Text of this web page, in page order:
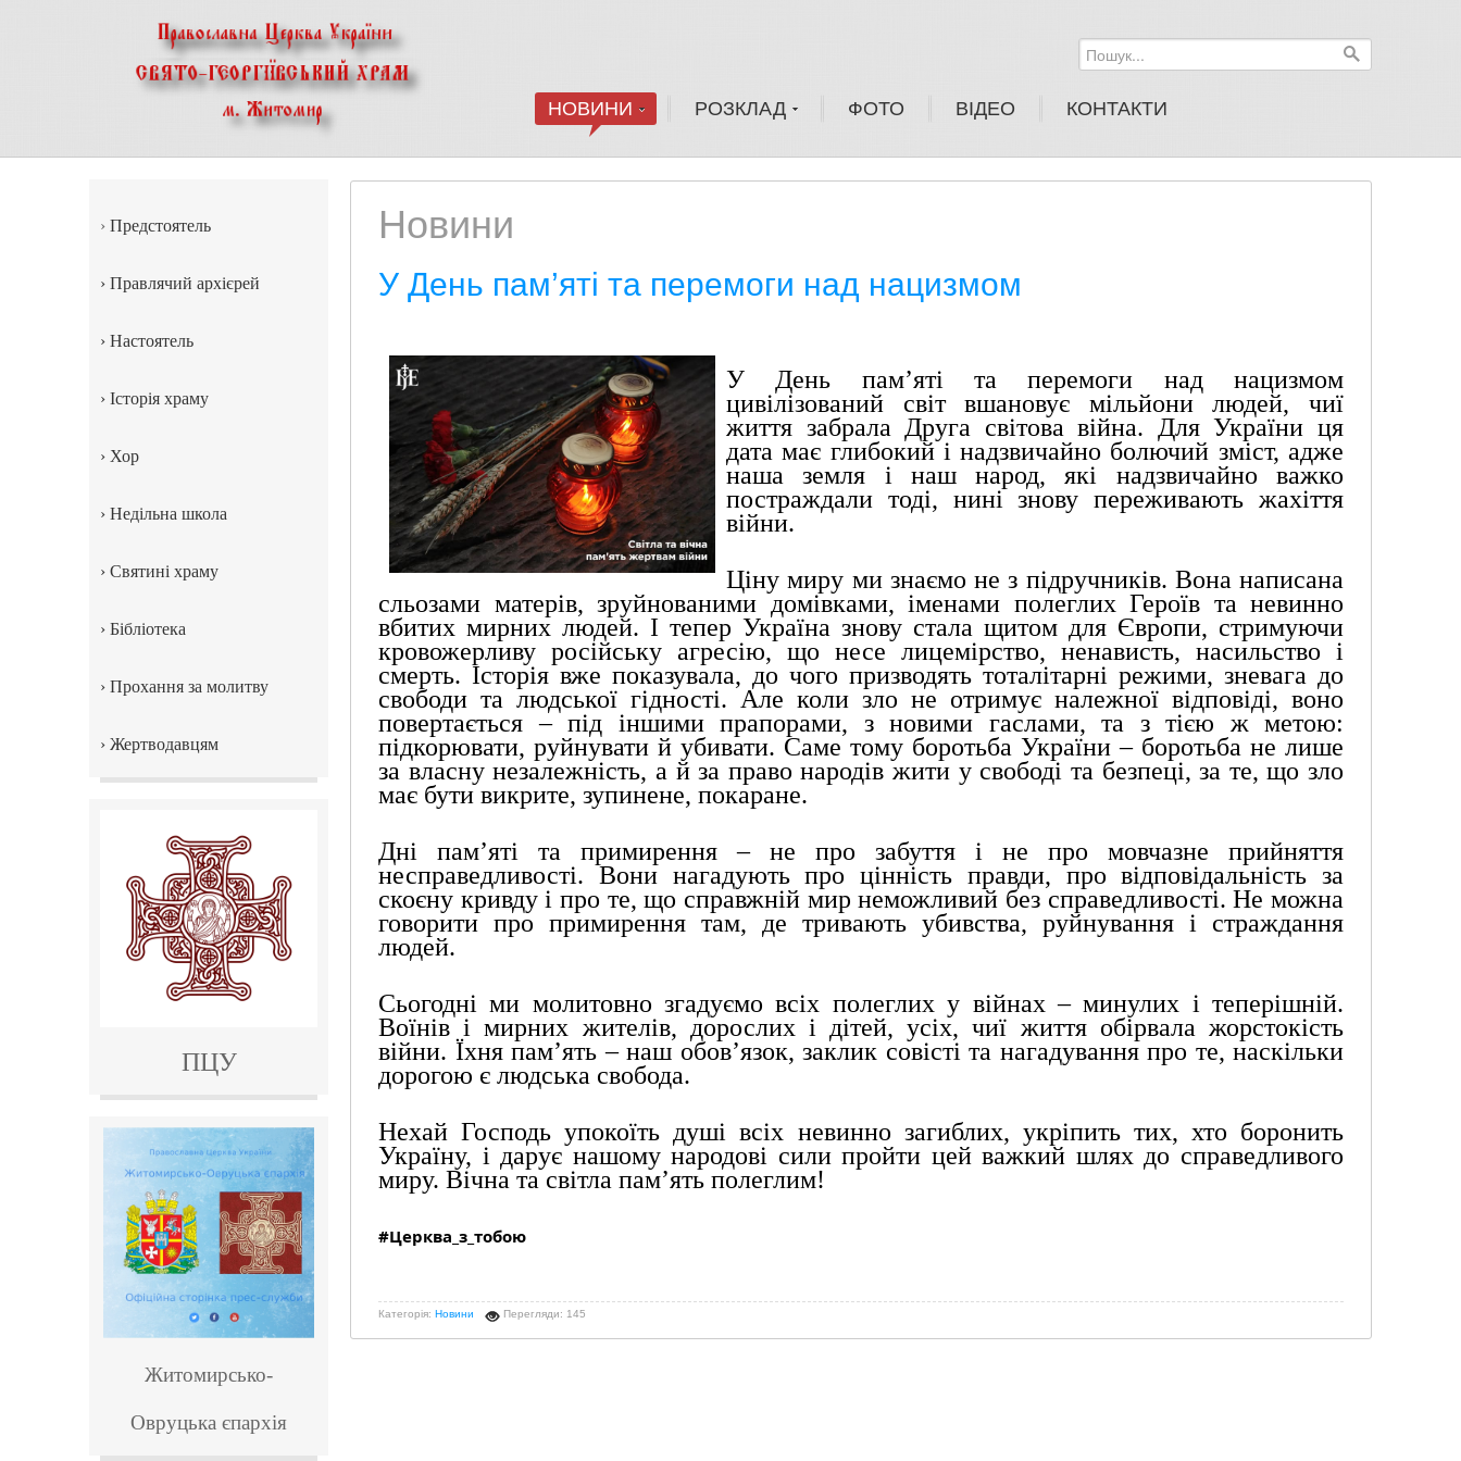
Пошук...
НОВИНИ РОЗКЛАД ФОТО ВІДЕО КОНТАКТИ
Новини
У День пам’яті та перемоги над нацизмом
У День пам’яті та перемоги над нацизмом
цивілізований світ вшановує мільйони людей, чиї
життя забрала Друга світова війна. Для України ця
дата має глибокий і надзвичайно болючий зміст, адже
наша земля і наш народ, які надзвичайно важко
постраждали тоді, нині знову переживають жахіття
війни.
Ціну миру ми знаємо не з підручників. Вона написана
сльозами матерів, зруйнованими домівками, іменами полеглих Героїв та невинно
вбитих мирних людей. І тепер Україна знову стала щитом для Європи, стримуючи
кровожерливу російську агресію, що несе лицемірство, ненависть, насильство і
смерть. Історія вже показувала, до чого призводять тоталітарні режими, зневага до
свободи та людської гідності. Але коли зло не отримує належної відповіді, воно
повертається – під іншими прапорами, з новими гаслами, та з тією ж метою:
підкорювати, руйнувати й убивати. Саме тому боротьба України – боротьба не лише
за власну незалежність, а й за право народів жити у свободі та безпеці, за те, що зло
має бути викрите, зупинене, покаране.
Дні пам’яті та примирення – не про забуття і не про мовчазне прийняття
несправедливості. Вони нагадують про цінність правди, про відповідальність за
скоєну кривду і про те, що справжній мир неможливий без справедливості. Не можна
говорити про примирення там, де тривають убивства, руйнування і страждання
людей.
Сьогодні ми молитовно згадуємо всіх полеглих у війнах – минулих і теперішній.
Воїнів і мирних жителів, дорослих і дітей, усіх, чиї життя обірвала жорстокість
війни. Їхня пам’ять – наш обов’язок, заклик совісті та нагадування про те, наскільки
дорогою є людська свобода.
Нехай Господь упокоїть душі всіх невинно загиблих, укріпить тих, хто боронить
Україну, і дарує нашому народові сили пройти цей важкий шлях до справедливого
миру. Вічна та світла пам’ять полеглим!
#Церква_з_тобою
Категорія: Новини Перегляди: 145
› Предстоятель
› Правлячий архієрей
› Настоятель
› Історія храму
› Хор
› Недільна школа
› Святині храму
› Бібліотека
› Прохання за молитву
› Жертводавцям
ПЦУ
Житомирсько-
Овруцька єпархія